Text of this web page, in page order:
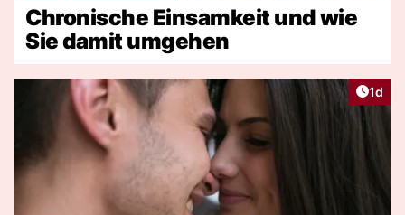
Chronische Einsamkeit und wie
Sie damit umgehen
1d